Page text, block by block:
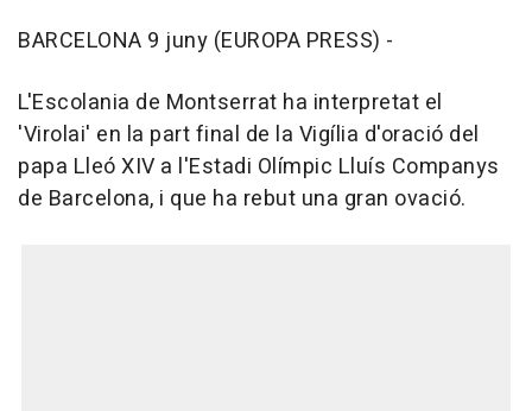
BARCELONA 9 juny (EUROPA PRESS) -
L'Escolania de Montserrat ha interpretat el
'Virolai' en la part final de la Vigília d'oració del
papa Lleó XIV a l'Estadi Olímpic Lluís Companys
de Barcelona, i que ha rebut una gran ovació.